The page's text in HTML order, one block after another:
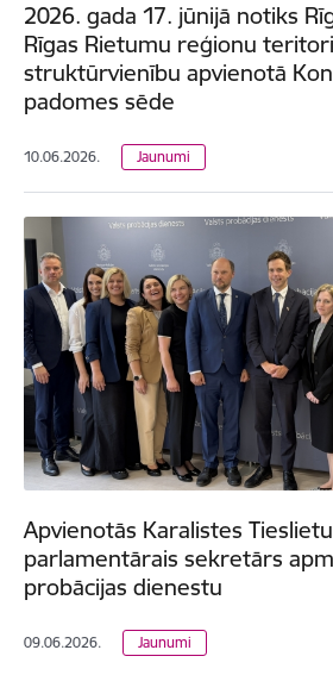
2026. gada 17. jūnijā notiks
Rīgas Rietumu reģionu
struktūrvienību apvienotā
padomes sēde
10.06.2026. Jaunumi
Apvienotās Karalistes
parlamentārais sekretārs
probācijas dienestu
09.06.2026. Jaunumi